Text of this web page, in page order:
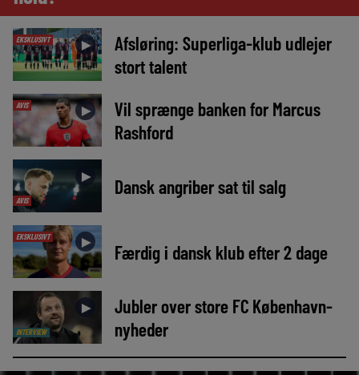
EKSKLUSIVT ►
Afsløring: Superliga-klub udlejer
stort talent
AVIS ►
Vil sprænge banken for Marcus
Rashford
AVIS
► Dansk angriber sat til salg
EKSKLUSIVT ► Færdig i dansk klub efter 2 dage
INTERVIEW
►
Jubler over store FC København-
nyheder